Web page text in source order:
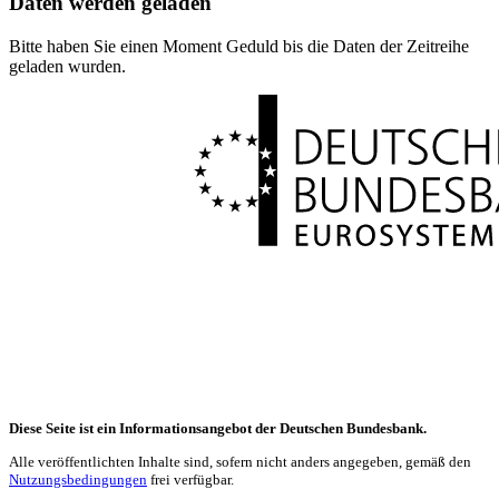
Bitte haben Sie einen Moment Geduld bis die Daten der Zeitreihe
geladen wurden.
Diese Seite ist ein Informationsangebot der Deutschen Bundesbank.
Alle veröffentlichten Inhalte sind, sofern nicht anders angegeben, gemäß den
Nutzungsbedingungen frei verfügbar.